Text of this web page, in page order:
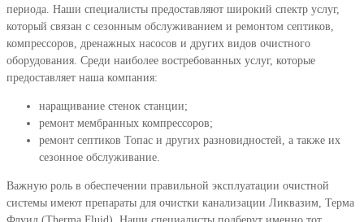
периода. Наши специалисты предоставляют широкий спектр услуг,
который связан с сезонным обслуживанием и ремонтом септиков,
компрессоров, дренажных насосов и других видов очистного
оборудования. Среди наиболее востребованных услуг, которые
предоставляет наша компания:
наращивание стенок станции;
ремонт мембранных компрессоров;
ремонт септиков Топас и других разновидностей, а также их
сезонное обслуживание.
Важную роль в обеспечении правильной эксплуатации очистной
системы имеют препараты для очистки канализации Ликвазим, Терма